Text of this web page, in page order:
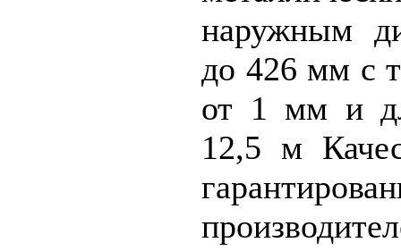
наружным
до 426 мм с
от 1 мм и
12,5 м